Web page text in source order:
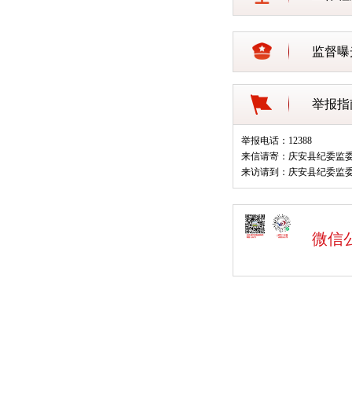
监督
举报指
举报电话：12388
来信请寄：庆安县纪委监
来访请到：庆安县纪委监
微信